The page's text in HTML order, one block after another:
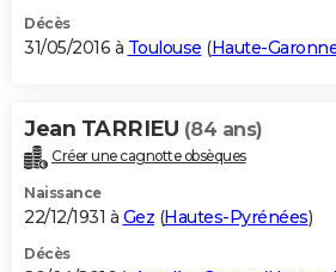
Décès
31/05/2016 à Toulouse (Haute-
Jean TARRIEU (84 ans)
Créer une cagnotte obsèques
Naissance
22/12/1931 à Gez (Hautes-Pyrénées)
Décès